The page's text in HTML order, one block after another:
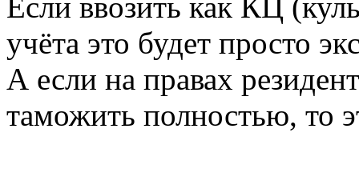
учёта это будет просто
А если на правах
таможить полностью, то